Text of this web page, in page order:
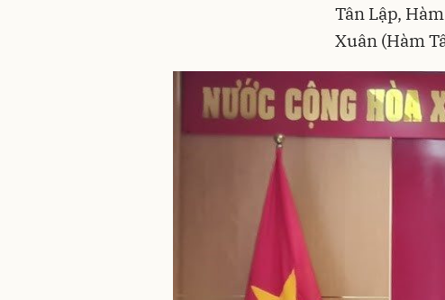
Tân Lập,
Xuân (Hàm